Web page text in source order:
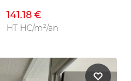
141.18 €
HT HC/m²/an